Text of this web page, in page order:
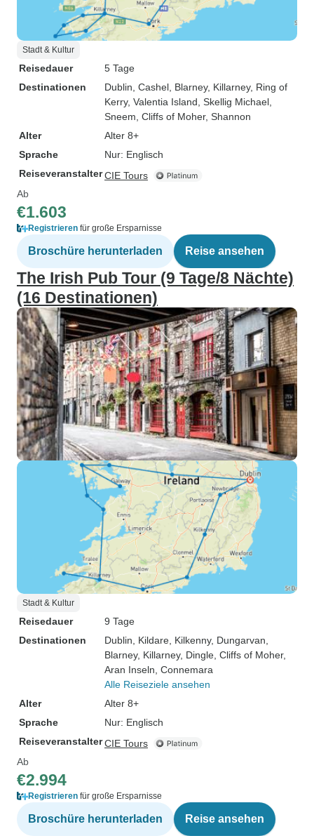
Stadt & Kultur
Reisedauer
5 Tage
Destinationen
Dublin , Cashel , Blarney, Killarney, Ring of
Kerry, Valentia Island , Skellig Michael
Sneem , Cliffs of Moher, Shannon
Alter
Alter 8+
Sprache
Nur: Englisch
ReiseveranstalterCIE Tours
Ab
€1.603
Registrieren für große Ersparnisse
Broschüre herunterladen Reise ansehen
The Irish Pub Tour (9 Tage/8 Nächte)
(16 Destinationen)
Stadt & Kultur
Reisedauer
9 Tage
Destinationen
Dublin , Kildare , Kilkenny, Dungarvan
Blarney, Killarney, Dingle , Cliffs of Moher,
Aran Inseln , Connemara
Alle Reiseziele ansehen
Alter
Alter 8+
Sprache
Nur: Englisch
ReiseveranstalterCIE Tours
Ab
€2.994
Registrieren für große Ersparnisse
Broschüre herunterladen Reise ansehen